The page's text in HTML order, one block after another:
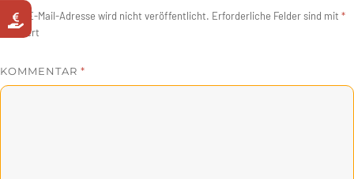
Deine E-Mail-Adresse wird nicht veröffentlicht. Erforderliche Felder sind mit *
markiert
KOMMENTAR *